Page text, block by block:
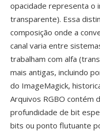
opacidade representa o
transparente). Essa
composição onde a
canal varia entre
trabalham com alfa
mais antigas, incluindo
do ImageMagick,
Arquivos RGBO contém
profundidade de bit
bits ou ponto flutuante